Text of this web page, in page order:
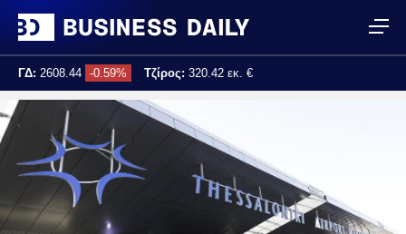
ΓΔ: 2608.44 -0.59% Τζίρος: 320.42 εκ. €
Τελ. ενημέρωση: 17:25:02